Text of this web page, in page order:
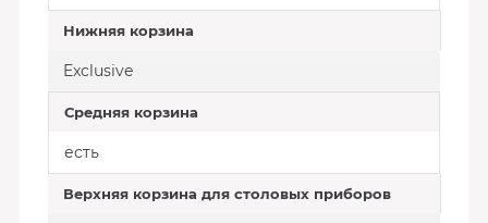
Нижняя корзина
Exclusive
Средняя корзина
есть
Верхняя корзина для столовых приборов